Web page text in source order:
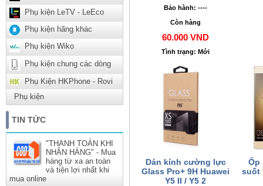
Phụ kiện LeTV - LeEco
Phụ kiện hãng khác
Phụ kiện Wiko
Phụ kiện chung các dòng
Phụ Kiện HKPhone - Rovi
Phụ kiện
TIN TỨC
"THANH TOÁN KHI
NHẬN HÀNG" - Mua
hàng từ xa an toàn
và tiện lợi nhất khi
mua online
Bảo hành: ----
Còn hàng
60.000 VND
Tình trạng: Mới
Dán kính cường lực
Glass Pro+ 9H Huawei
Y5 II / Y5 2
Ốp
suốt